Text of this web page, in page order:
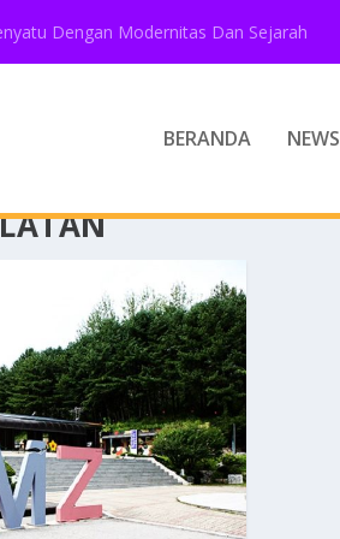
Dengan Modernitas Dan Sejarah
BERANDA NEWS